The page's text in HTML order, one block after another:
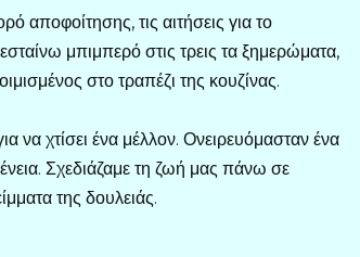
αποφοίτησης, τις αιτήσεις για το
μπιμπερό στις τρεις τα ξημερώματα,
στο τραπέζι της κουζίνας.
να χτίσει ένα μέλλον. Ονειρευόμασταν ένα
Σχεδιάζαμε τη ζωή μας πάνω σε
της δουλειάς.